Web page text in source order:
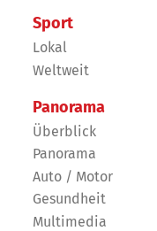
Sport
Lokal
Weltweit
Panorama
Überblick
Panorama
Auto / Motor
Gesundheit
Multimedia